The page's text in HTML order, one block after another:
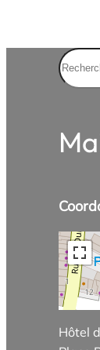
Hôtel